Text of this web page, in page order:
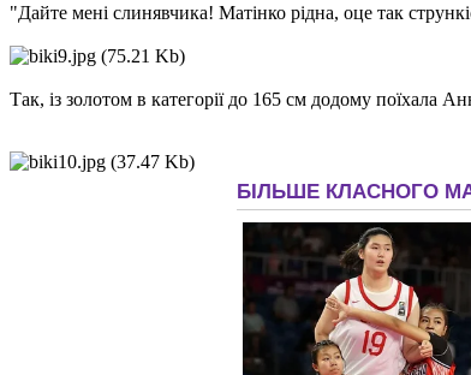
"Дайте мені слинявчика! Матінко рідна, оце так
Так, із золотом в категорії до 165 см додому поїхала